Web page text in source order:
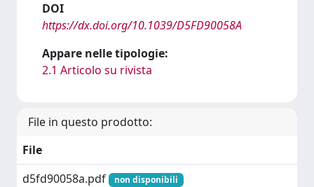
DOI
https://dx.doi.org/10.1039/D5FD90058A
Appare nelle tipologie:
2.1 Articolo su rivista
File in questo prodotto:
File
d5fd90058a.pdf
non disponibili